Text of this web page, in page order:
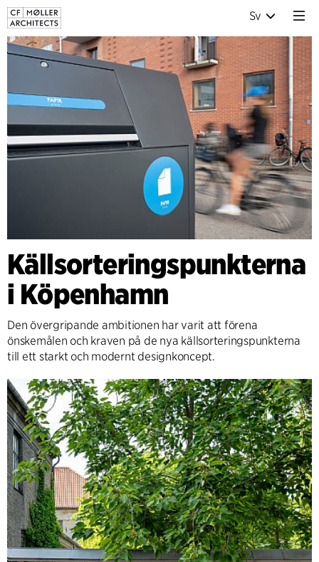
Sv
Källsorteringspunkterna
i Köpenhamn
Den övergripande ambitionen har varit att förena
önskemålen och kraven på de nya källsorteringspunkterna
till ett starkt och modernt designkoncept.